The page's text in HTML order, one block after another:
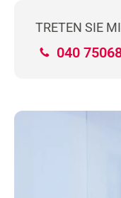
TRETEN SIE
040